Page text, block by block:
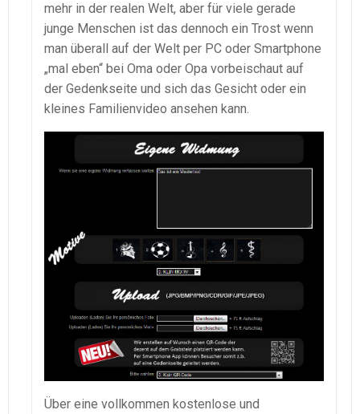
mehr in der realen Welt, aber für viele gerade
junge Menschen ist das dennoch ein Trost wenn
man überall auf der Welt per PC oder Smartphone
„mal eben“ bei Oma oder Opa vorbeischaut auf
der Gedenkseite und sich das Gesicht oder ein
kleines Familienvideo ansehen kann.
Über eine vollkommen kostenlose und